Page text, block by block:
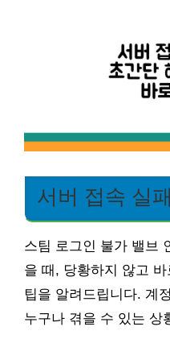
서버 접속 실
스팀 로그인 불가 밸브
을 때, 당황하지 않고
팁을 알려드립니다. 계
누구나 겪을 수 있는 상